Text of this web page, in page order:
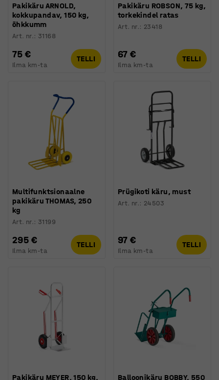
Pakikäru ARNOLD,
kokkupandav, 150 kg,
õhkkumm
Art. nr.: 31168
75 €
Ilma km-ta
TELLI
Pakikäru ROBSON, 75 kg,
torkekindel ratas
Art. nr.: 23418
67 €
Ilma km-ta
TELLI
Multifunktsionaalne
pakikäru THOMAS, 250
kg
Art. nr.: 31199
295 €
Ilma km-ta
TELLI
Prügikoti käru, must
Art. nr.: 24503
97 €
Ilma km-ta
TELLI
Pakikäru MEYER, 150 kg,
Balloonikäru BOBBY, 550